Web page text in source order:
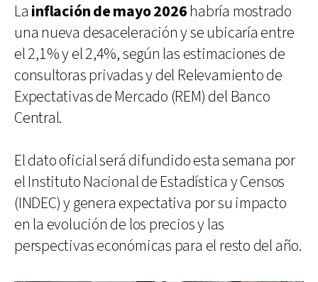
La inflación de mayo 2026habría mostrado
una nueva desaceleración y se ubicaría entre
el 2,1% y el 2,4%, según las estimaciones de
consultoras privadas y del Relevamiento de
Expectativas de Mercado (REM) del Banco
Central.
El dato oficial será difundido esta semana por
el Instituto Nacional de Estadística y Censos
(INDEC) y genera expectativa por su impacto
en la evolución de los precios y las
perspectivas económicas para el resto del año.